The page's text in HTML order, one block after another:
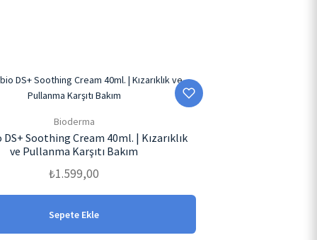
Bioderma
DS+ Soothing Cream 40ml. | Kızarıklık
ve Pullanma Karşıtı Bakım
₺1.599,00
Sepete Ekle